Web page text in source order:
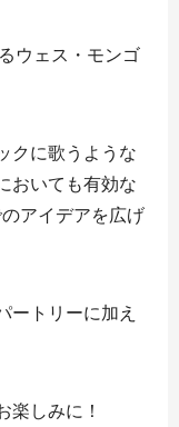
ウェス・モンゴ
クに歌うような
おいても有効な
アイデアを広げ
ートリーに加え
楽しみに！